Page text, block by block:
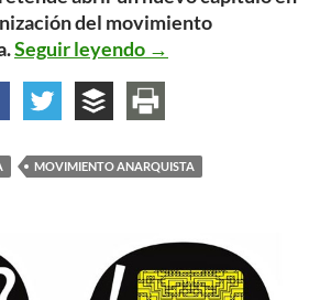
del movimiento
Seguir leyendo Colectividades
→
MOVIMIENTO ANARQUISTA